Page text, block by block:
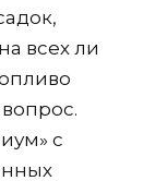
всех ли
с